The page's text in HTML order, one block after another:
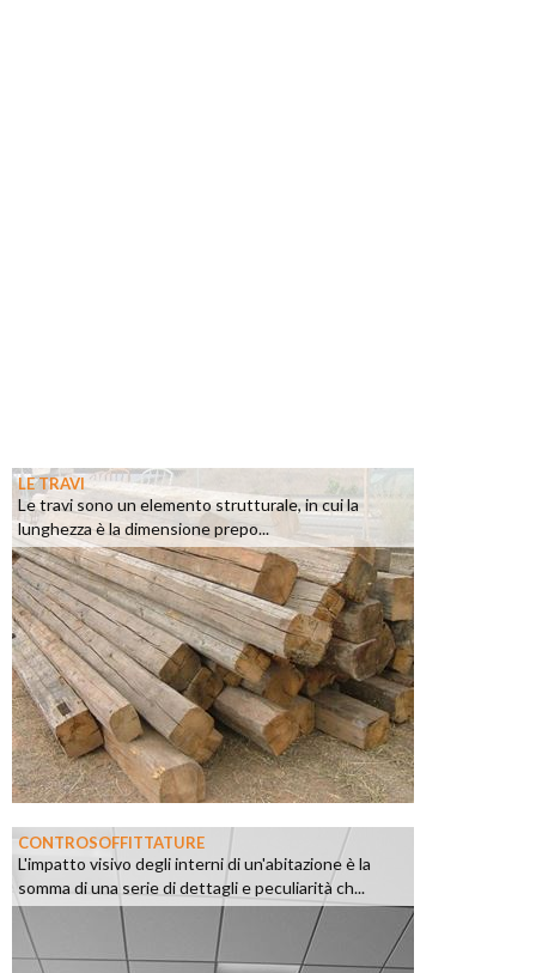
LE TRAVI
Le travi sono un elemento strutturale, in cui la
lunghezza è la dimensione prepo...
CONTROSOFFITTATURE
L'impatto visivo degli interni di un'abitazione è la
somma di una serie di dettagli e peculiarità ch...